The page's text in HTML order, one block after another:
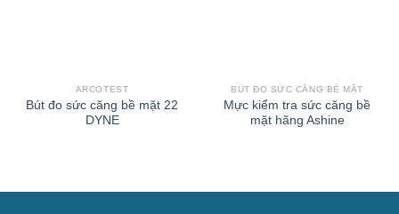
ARCOTEST
Bút đo sức căng bề mặt 22
DYNE
BÚT ĐO SỨC CĂNG BỀ MẶT
Mực kiểm tra sức căng bề
mặt hãng Ashine